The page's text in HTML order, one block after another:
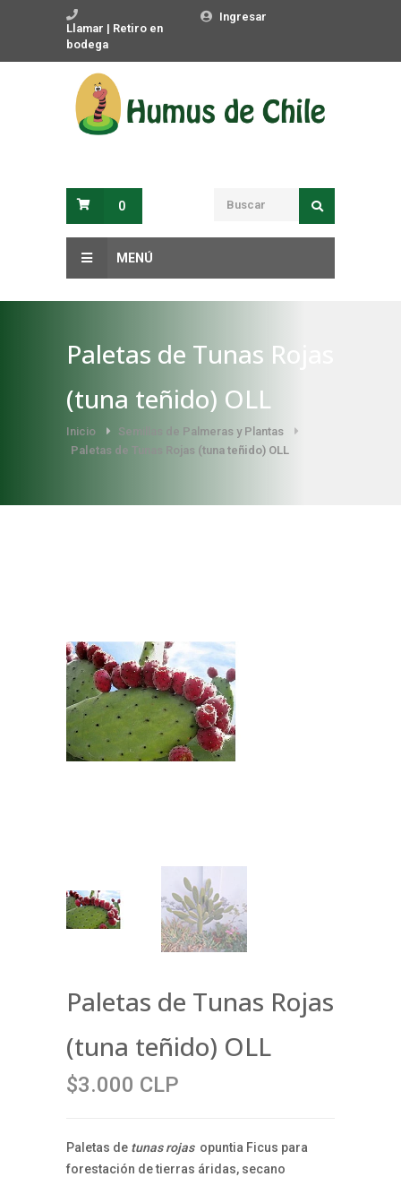
Llamar | Retiro en
bodega
Ingresar
0
MENÚ
Paletas de Tunas Rojas
(tuna teñido) OLL
Inicio
Semillas de Palmeras y Plantas
Paletas de Tunas Rojas (tuna teñido) OLL
Paletas de Tunas Rojas
(tuna teñido) OLL
$3.000 CLP
Paletas de tunas rojasopuntia Ficus para
forestación de tierras áridas, secano